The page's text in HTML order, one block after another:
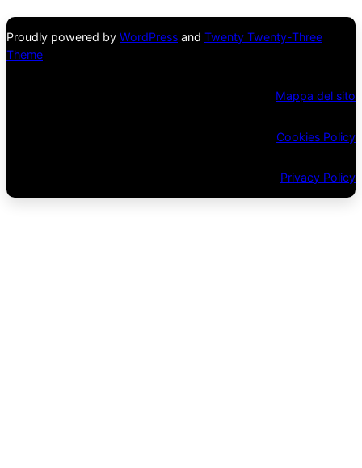
Proudly powered by WordPress and Twenty Twenty-Three
Theme
Mappa del sito
Cookies Policy
Privacy Policy